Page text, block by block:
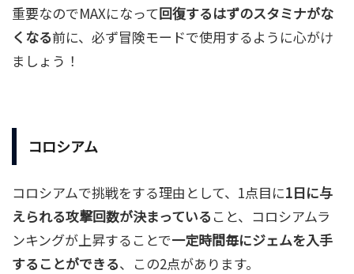
重要なのでMAXになって回復するはずのスタミナがな
くなる前に、必ず冒険モードで使用するように心がけ
ましょう！
コロシアム
コロシアムで挑戦をする理由として、1点目に1日に与
えられる攻撃回数が決まっている こと、コロシアムラ
ンキングが上昇することで一定時間毎にジェムを入手
することができる、この2点があります。